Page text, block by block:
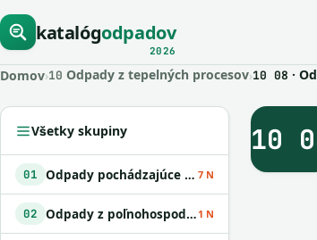
katalógodpadov
2026
Domov›10 Odpady z tepelných procesov›10 08 ·
Všetky skupiny
01 Odpady pochádzajúce z geologického prieskumu 7 N
02 Odpady z poľnohospodárstva 1 N
10